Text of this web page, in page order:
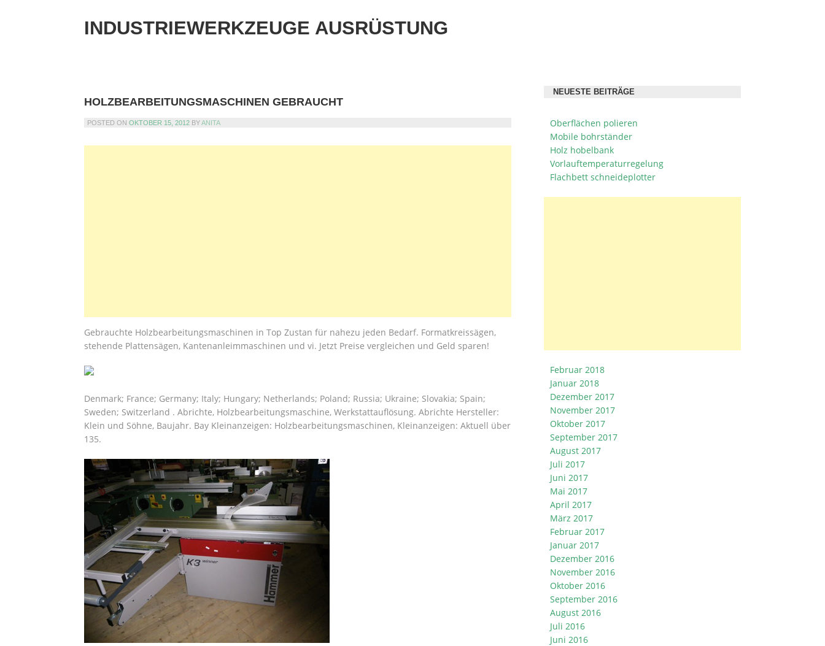
INDUSTRIEWERKZEUGE AUSRÜSTUNG
HOLZBEARBEITUNGSMASCHINEN GEBRAUCHT
POSTED ON OKTOBER 15, 2012 BYANITA
Gebrauchte Holzbearbeitungsmaschinen in Top Zustan für nahezu jeden Bedarf. Formatkreissägen,
stehende Plattensägen, Kantenanleimmaschinen und vi. Jetzt Preise vergleichen und Geld sparen!
Denmark; France; Germany; Italy; Hungary; Netherlands; Poland; Russia; Ukraine; Slovakia; Spain;
Sweden; Switzerland . Abrichte, Holzbearbeitungsmaschine, Werkstattauflösung. Abrichte Hersteller:
Klein und Söhne, Baujahr. Bay Kleinanzeigen: Holzbearbeitungsmaschinen, Kleinanzeigen: Aktuell über
135.
NEUESTE BEITRÄGE
Oberflächen polieren
Mobile bohrständer
Holz hobelbank
Vorlauftemperaturregelung
Flachbett schneideplotter
Februar 2018
Januar 2018
Dezember 2017
November 2017
Oktober 2017
September 2017
August 2017
Juli 2017
Juni 2017
Mai 2017
April 2017
März 2017
Februar 2017
Januar 2017
Dezember 2016
November 2016
Oktober 2016
September 2016
August 2016
Juli 2016
Juni 2016